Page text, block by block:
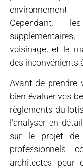
Cependant,
voisinage, et le
des inconvénients
Avant de prendre
bien évaluer vos
règlements du
l’analyser en
sur le projet de
professionnels
architectes pour